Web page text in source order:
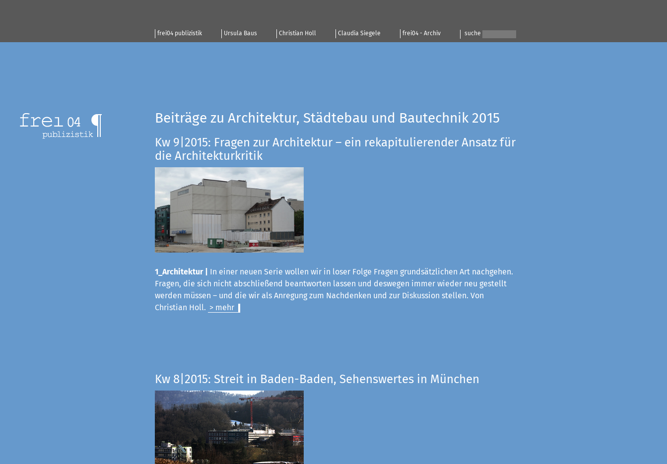
frei04 publizistik Ursula Baus Christian Holl Claudia Siegele frei04 - Archiv suche
Beiträge zu Architektur, Städtebau und Bautechnik 2015
Kw 9|2015: Fragen zur Architektur – ein rekapitulierender Ansatz für
die Architekturkritik
1_Architektur |
In einer neuen Serie wollen wir in loser Folge Fragen grundsätzlichen Art nachgehen.
Fragen, die sich nicht abschließend beantworten lassen und deswegen immer wieder neu gestellt
werden müssen – und die wir als Anregung zum Nachdenken und zur Diskussion stellen. Von
Christian Holl. > mehr
Kw 8|2015: Streit in Baden-Baden, Sehenswertes in München